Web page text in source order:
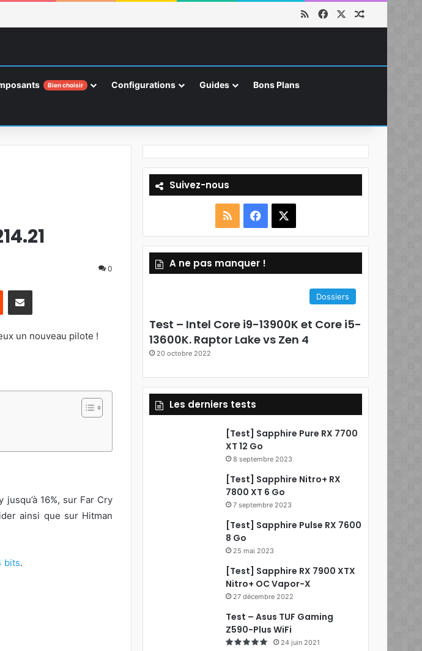
RSS Facebook
Bien choisir Configurations Guides Bons Plans
0
Reddit Pargater via Email
un nouveau pilote !
16%, sur Far Cry
ainsi que sur Hitman
bits.
Suivez-nous
S
S
a
c
o
k
A ne pas manquer !
Dossiers
Test – Intel Core i9-13900K et Core i5-
13600K. Raptor Lake vs Zen 4
20 octobre 2022
Les derniers tests
[Test] Sapphire Pure RX 7700
XT 12 Go
8 septembre 2023
[Test] Sapphire Nitro+ RX
7800 XT 6 Go
7 septembre 2023
[Test] Sapphire Pulse RX 7600
8 Go
25 mai 2023
[Test] Sapphire RX 7900 XTX
Nitro+ OC Vapor-X
27 décembre 2022
Test – Asus TUF Gaming
Z590-Plus WiFi
24 juin 2021